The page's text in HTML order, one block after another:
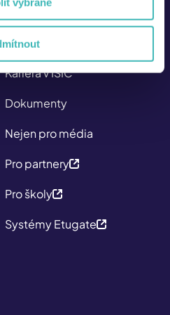
Kdo jsme
Kontakt
Kariéra v ISIC
Dokumenty
Nejen pro média
Pro partnery
Pro školy
Systémy Etugate